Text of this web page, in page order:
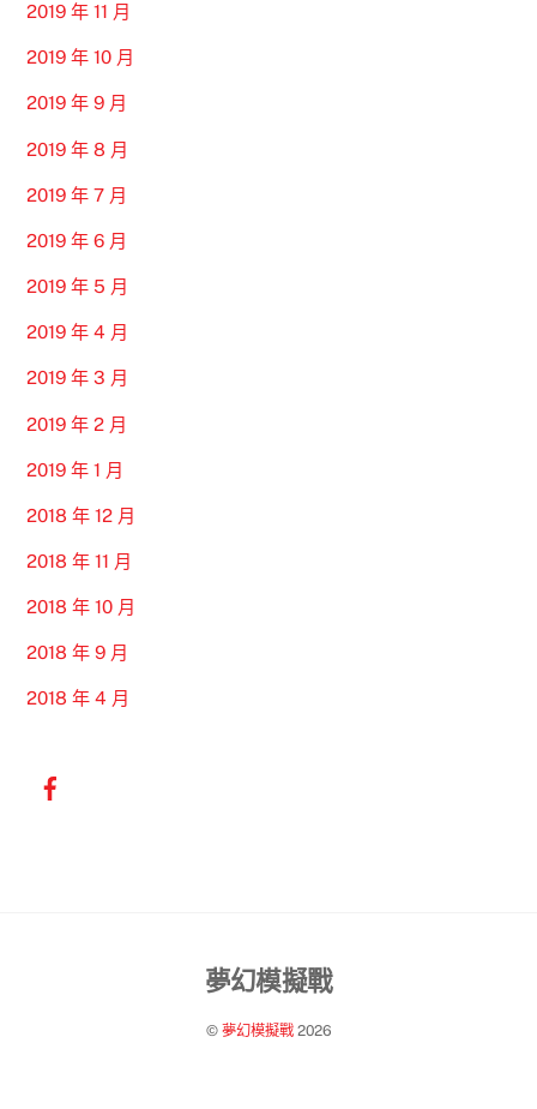
2019 年 11 月
2019 年 10 月
2019 年 9 月
2019 年 8 月
2019 年 7 月
2019 年 6 月
2019 年 5 月
2019 年 4 月
2019 年 3 月
2019 年 2 月
2019 年 1 月
2018 年 12 月
2018 年 11 月
2018 年 10 月
2018 年 9 月
2018 年 4 月
Back
Top
夢幻模擬戰
© 夢幻模擬戰2026